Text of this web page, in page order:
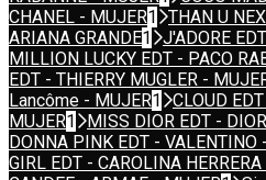
CHANEL - MUJER1
THAN U
ARIANA GRANDE1 J'ADORE
MILLION LUCKY EDT - PACO
EDT - THIERRY MUGLER -
Lancôme - MUJER1
CLOUD
MUJER1 MISS DIOR EDT -
DONNA PINK EDT - VALENTINO
GIRL EDT - CAROLINA